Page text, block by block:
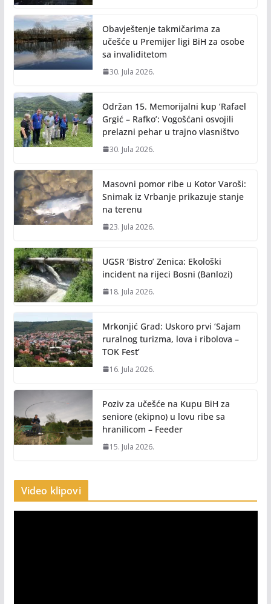
Obavještenje takmičarima za
učešće u Premijer ligi BiH za osobe
sa invaliditetom
30. Jula 2026.
Održan 15. Memorijalni kup ‘Rafael
Grgić – Rafko’: Vogošćani osvojili
prelazni pehar u trajno vlasništvo
30. Jula 2026.
Masovni pomor ribe u Kotor Varoši:
Snimak iz Vrbanje prikazuje stanje
na terenu
23. Jula 2026.
UGSR ‘Bistro’ Zenica: Ekološki
incident na rijeci Bosni (Banlozi)
18. Jula 2026.
Mrkonjić Grad: Uskoro prvi ‘Sajam
ruralnog turizma, lova i ribolova –
TOK Fest’
16. Jula 2026.
Poziv za učešće na Kupu BiH za
seniore (ekipno) u lovu ribe sa
hranilicom – Feeder
15. Jula 2026.
Video klipovi